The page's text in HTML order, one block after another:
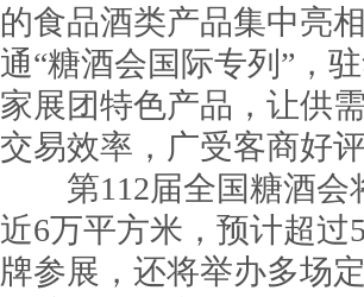
的食品酒类产品集中亮
通“糖酒会国际专列”，
家展团特色产品，让供
交易效率，广受客商好评
第112届全国糖酒会
近6万平方米，预计超过
牌参展，还将举办多场